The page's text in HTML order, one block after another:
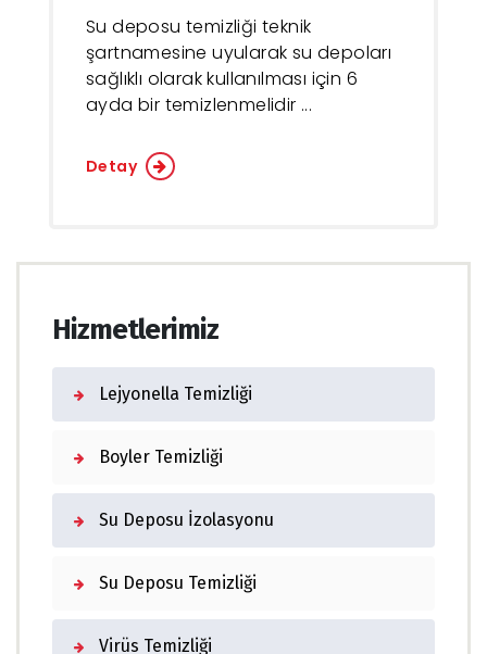
Su deposu temizliği teknik
şartnamesine uyularak su depoları
sağlıklı olarak kullanılması için 6
ayda bir temizlenmelidir ...
Detay
Hizmetlerimiz
Lejyonella Temizliği
Boyler Temizliği
Su Deposu İzolasyonu
Su Deposu Temizliği
Virüs Temizliği